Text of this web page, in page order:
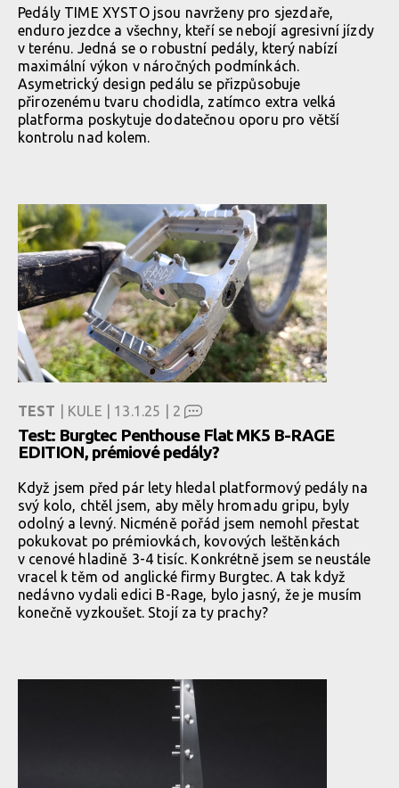
Pedály TIME XYSTO jsou navrženy pro sjezdaře,
enduro jezdce a všechny, kteří se nebojí agresivní jízdy
v terénu. Jedná se o robustní pedály, který nabízí
maximální výkon v náročných podmínkách.
Asymetrický design pedálu se přizpůsobuje
přirozenému tvaru chodidla, zatímco extra velká
platforma poskytuje dodatečnou oporu pro větší
kontrolu nad kolem.
TEST | KULE | 13.1.25 | 2
Test: Burgtec Penthouse Flat MK5 B-RAGE
EDITION, prémiové pedály?
Když jsem před pár lety hledal platformový pedály na
svý kolo, chtěl jsem, aby měly hromadu gripu, byly
odolný a levný. Nicméně pořád jsem nemohl přestat
pokukovat po prémiovkách, kovových leštěnkách
v cenové hladině 3-4 tisíc. Konkrétně jsem se neustále
vracel k těm od anglické firmy Burgtec. A tak když
nedávno vydali edici B-Rage, bylo jasný, že je musím
konečně vyzkoušet. Stojí za ty prachy?